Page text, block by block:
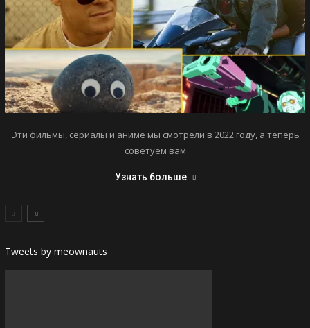
Эти фильмы, сериалы и аниме мы смотрели в 2022 году, а теперь
советуем вам
Узнать больше
Tweets by meownauts